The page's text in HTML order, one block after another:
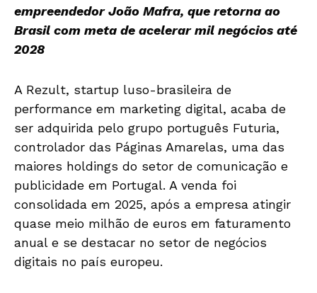
empreendedor João Mafra, que retorna ao
Brasil com meta de acelerar mil negócios até
2028
A Rezult, startup luso-brasileira de
performance em marketing digital, acaba de
ser adquirida pelo grupo português Futuria,
controlador das Páginas Amarelas, uma das
maiores holdings do setor de comunicação e
publicidade em Portugal. A venda foi
consolidada em 2025, após a empresa atingir
quase meio milhão de euros em faturamento
anual e se destacar no setor de negócios
digitais no país europeu.